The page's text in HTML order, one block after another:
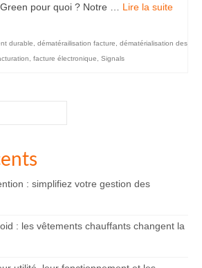
pour quoi ? Notre … Lire la suite­­
durable dématérailisation facture
dématérialisation des
facture électronique Signals
: simplifiez votre gestion des
: les vêtements chauffants changent la